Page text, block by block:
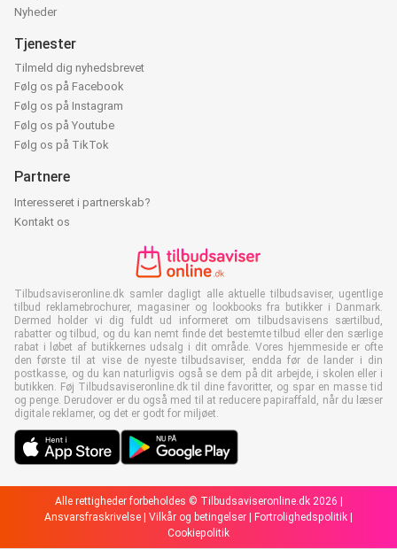
Nyheder
Tjenester
Tilmeld dig nyhedsbrevet
Følg os på Facebook
Følg os på Instagram
Følg os på Youtube
Følg os på TikTok
Partnere
Interesseret i partnerskab?
Kontakt os
Tilbudsaviseronline.dk samler dagligt alle aktuelle tilbudsaviser, ugentlige
tilbud reklamebrochurer, magasiner og lookbooks fra butikker i Danmark.
Dermed holder vi dig fuldt ud informeret om tilbudsavisens særtilbud,
rabatter og tilbud, og du kan nemt finde det bestemte tilbud eller den særlige
rabat i løbet af butikkernes udsalg i dit område. Vores hjemmeside er ofte
den første til at vise de nyeste tilbudsaviser, endda før de lander i din
postkasse, og du kan naturligvis også se dem på dit arbejde, i skolen eller i
butikken. Føj Tilbudsaviseronline.dk til dine favoritter, og spar en masse tid
og penge. Derudover er du også med til at reducere papiraffald, når du læser
digitale reklamer, og det er godt for miljøet.
Alle rettigheder forbeholdes © Tilbudsaviseronline.dk 2026 |
Ansvarsfraskrivelse | Vilkår og betingelser | Fortrolighedspolitik |
Cookiepolitik